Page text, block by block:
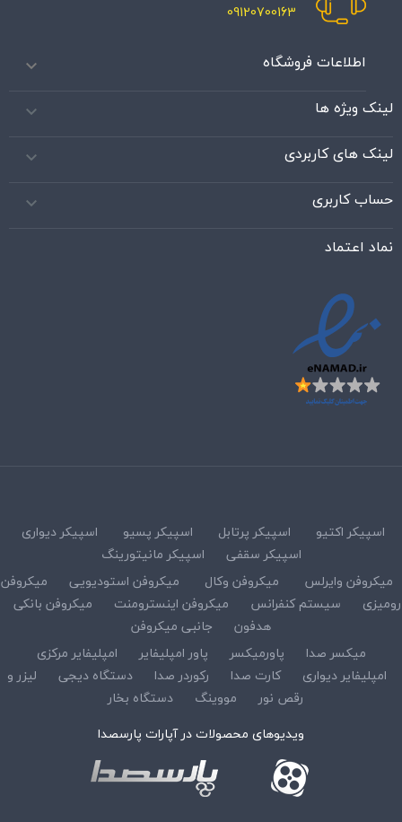
09120700163
اطلاعات فروشگاه 
لینک ویژه ها 
لینک های کاربردی 
حساب کاربری 
نماد اعتماد
اسپیکر اکتیو اسپیکر پرتابل اسپیکر پسیو
اسپیکر دیواری
اسپیکر سقفی
اسپیکر مانیتورینگ
میکروفن وایرلس
میکروفن وکال میکروفن استودیویی
میکروفن
رومیزی
سیستم کنفرانس میکروفن اینسترومنت
میکروفن بانکی
هدفون
جانبی میکروفن
میکسر صدا
پاورمیکسر پاور امپلیفایر
امپلیفایر مرکزی
امپلیفایر دیواری
کارت صدا رکوردر صدا دستگاه دیجی
لیزر و
رقص نور
مووینگ
دستگاه بخار
ویدیوهای محصولات در آپارات پارسصدا